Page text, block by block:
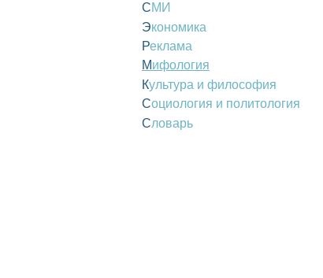
СМИ
Экономика
Реклама
Мифология
Культура и философия
Социология и политология
Словарь